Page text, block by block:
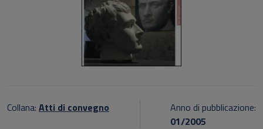
Collana: Atti di convegno
Anno di pubblicazione:
01/2005